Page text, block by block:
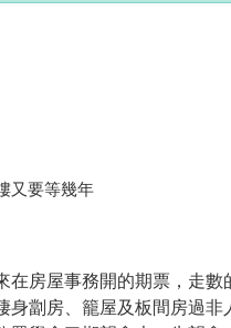
又要等幾年
房屋事務開的期票，走
劏房、籠屋及板間房過